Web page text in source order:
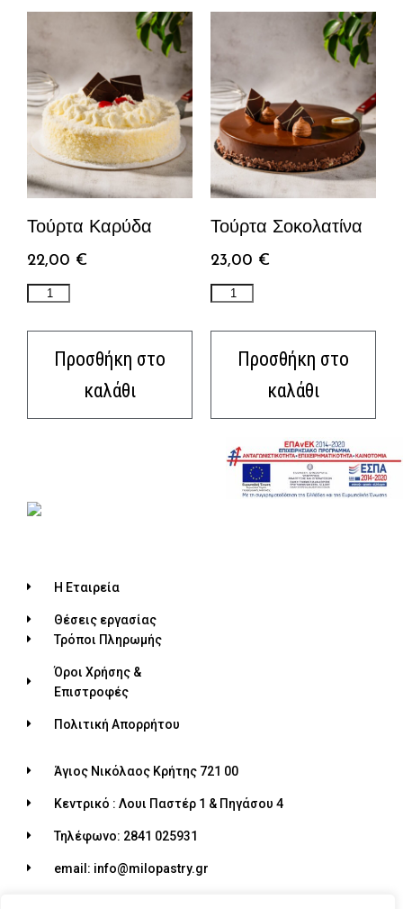
Τούρτα Καρύδα
22,00 €
Προσθήκη στο
καλάθι
Τούρτα Σοκολατίνα
23,00 €
Προσθήκη στο
καλάθι
Η Εταιρεία
Θέσεις εργασίας
Τρόποι Πληρωμής
Όροι Χρήσης &
Επιστροφές
Πολιτική Απορρήτου
Άγιος Νικόλαος Κρήτης 721 00
Κεντρικό : Λουι Παστέρ 1 & Πηγάσου 4
Τηλέφωνο: 2841 025931
email: info@milopastry.gr